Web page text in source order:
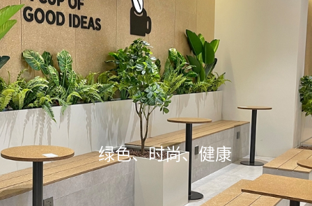
绿色、时尚、健康